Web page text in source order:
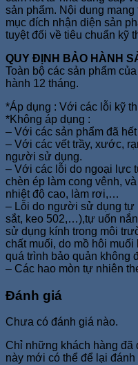
sản phẩm. Nội dung
mục đích nhận diện sản
tuyệt đối về tiêu chuẩn kỹ
QUY ĐỊNH BẢO HÀNH
Toàn bộ các sản phẩm
hành 12 tháng.
*Áp dụng : Với các lỗi kỹ
*Không áp dụng :
– Với các sản phẩm đã
– Với các vết trầy, xước,
người sử dụng.
– Với các lỗi do ngoại lực
chèn ép làm cong vênh,
nhiệt độ cao, làm rơi,…
– Lỗi do người sử dụng tự
sắt, keo 502,…),tự uốn
sử dụng kính trong môi
chất muối, do mồ hôi
quá trình bảo quản không
– Các hao mòn tự nhiên
Đánh giá
Chưa có đánh giá nào.
Chỉ những khách hàng đã
này mới có thể để lại đánh